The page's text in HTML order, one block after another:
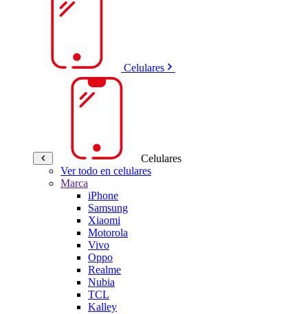
Celulares
Celulares
Ver todo en celulares
Marca
iPhone
Samsung
Xiaomi
Motorola
Vivo
Oppo
Realme
Nubia
TCL
Kalley